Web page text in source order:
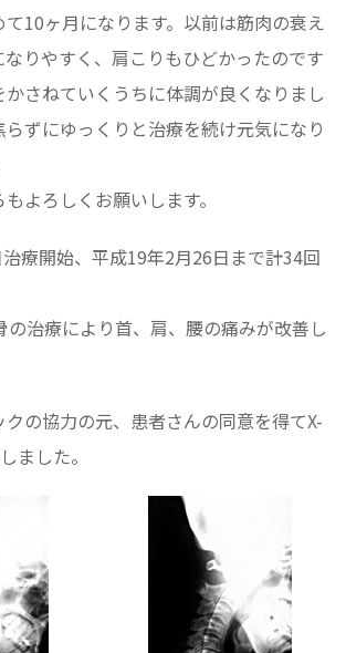
10ヶ月になります。以前は筋肉の衰え
りやすく、肩こりもひどかったのです
さねていくうちに体調が良くなりまし
ずにゆっくりと治療を続け元気になり
よろしくお願いします。
療開始、平成19年2月26日まで計34回
の治療により首、肩、腰の痛みが改善し
の協力の元、患者さんの同意を得てX-
ました。